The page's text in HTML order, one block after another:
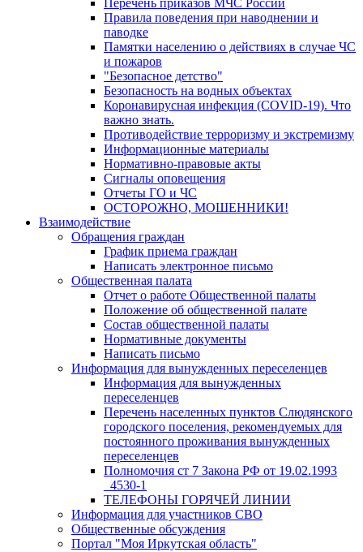
Перечень приказов МЧС России
Правила поведения при наводнении и
паводке
Памятки населению о действиях в случае ЧС
и пожаров
"Безопасное детство"
Безопасность на водных объектах
Коронавирусная инфекция (COVID-19). Что
важно знать.
Противодействие терроризму и экстремизму
Информационные материалы
Нормативно-правовые акты
Сигналы оповещения
Отчеты ГО и ЧС
ОСТОРОЖНО, МОШЕННИКИ!
Взаимодействие
Обращения граждан
График приема граждан
Написать электронное письмо
Общественная палата
Отчет о работе Общественной палаты
Положение об общественной палате
Состав общественной палаты
Нормативные документы
Написать письмо
Информация для вынужденных переселенцев
Информация для вынужденных
переселенцев
Перечень населенных пунктов Слюдянского
городского поселения, рекомендуемых для
постоянного проживания вынужденных
переселенцев
Полномочия ст 7 Закона РФ от 19.02.1993
_4530-1
ТЕЛЕФОНЫ ГОРЯЧЕЙ ЛИНИИ
Информация для участников СВО
Общественные обсуждения
Портал "Моя Иркутская область"